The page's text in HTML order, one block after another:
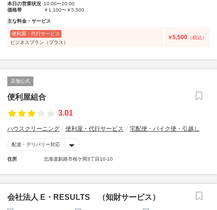
本日の営業状況 10:00〜20:00
価格帯
￥1,100〜￥5,500
主な料金・サービス
便利屋・代行サービス
ビジネスプラン（プラス）
￥5,500 （税込）
店舗公式
便利屋組合
3.01
ハウスクリーニング 便利屋・代行サービス 宅配便・バイク便・引越し
配達・デリバリー対応
住所 北海道釧路市桜ケ岡3丁目10-10
会社法人 E・RESULTS （知財サービス）